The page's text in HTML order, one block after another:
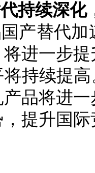
代持续深
产替代
进一步
持续提
品将进
提升国